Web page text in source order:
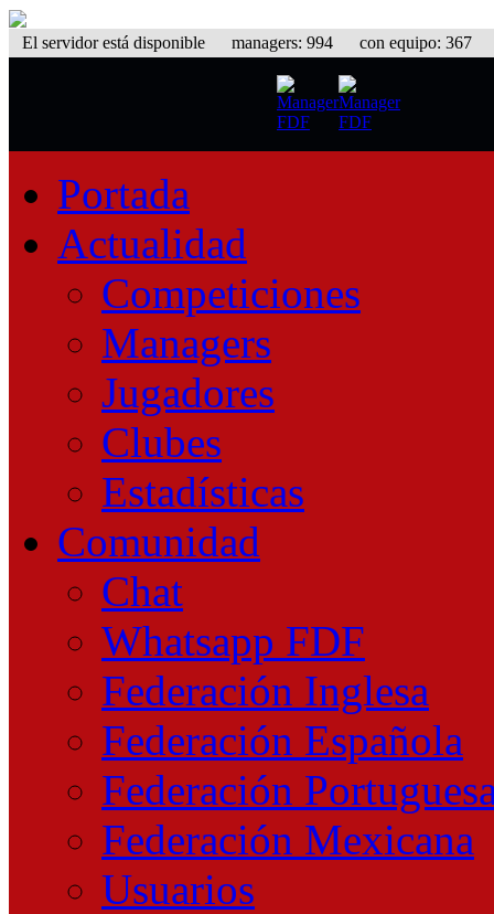
El servidor está disponible managers: 994 con equipo: 367
Portada
Actualidad
Competiciones
Managers
Jugadores
Clubes
Estadísticas
Comunidad
Chat
Whatsapp FDF
Federación Inglesa
Federación Española
Federación
Federación Mexicana
Usuarios